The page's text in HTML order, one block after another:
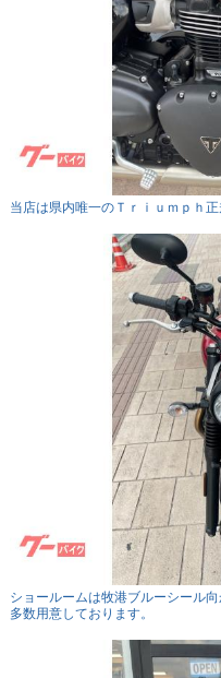
当店は県内唯一のＴｒｉｕｍｐｈ正
ショールームは牧港ブルーシール
多数用意しております。